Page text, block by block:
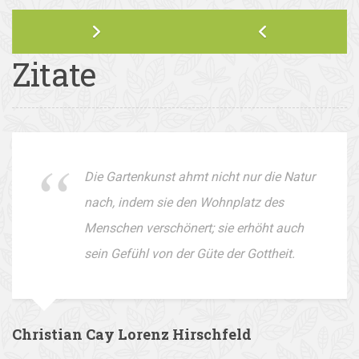
Zitate
Die Gartenkunst ahmt nicht nur die Natur
nach, indem sie den Wohnplatz des
Menschen verschönert; sie erhöht auch
sein Gefühl von der Güte der Gottheit.
Christian Cay Lorenz Hirschfeld